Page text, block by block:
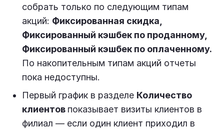
собрать только по следующим типам
акций: Фиксированная скидка,
Фиксированный кэшбек по проданному,
Фиксированный кэшбек по оплаченному.
По накопительным типам акций отчеты
пока недоступны.
Первый график в разделе Количество
клиентов показывает визиты клиентов в
филиал — если один клиент приходил в